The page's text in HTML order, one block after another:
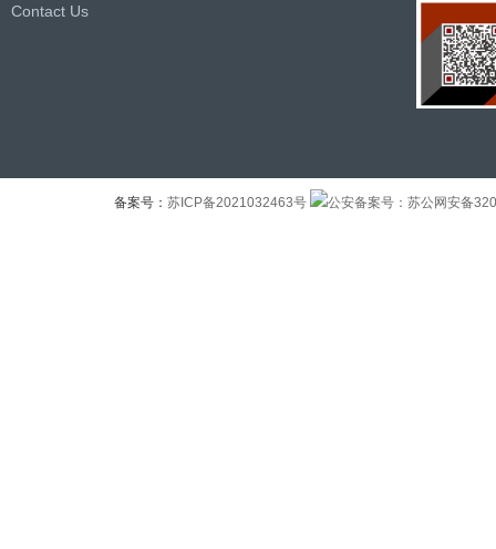
Contact Us
备案号： 苏ICP备2021032463号 公安备案号：苏公网安备